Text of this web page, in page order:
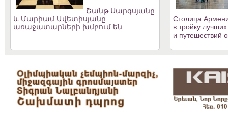
Շանթ Սարգսյանը
և Մարիամ Ավետիսյանը
առաջատարների խմբում են:
Столица
в тройку
и путешествий